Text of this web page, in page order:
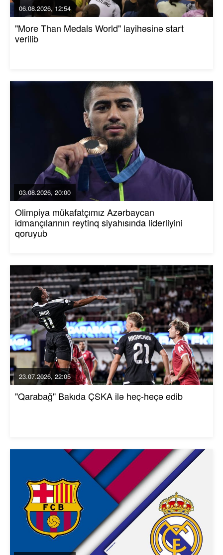
06.08.2026, 12:54
"More Than Medals World" layihəsinə start
verilib
03.08.2026, 20:00
Olimpiya mükafatçımız Azərbaycan
idmançılarının reytinq siyahısında liderliyini
qoruyub
23.07.2026, 22:05
"Qarabağ" Bakıda ÇSKA ilə heç-heçə edib